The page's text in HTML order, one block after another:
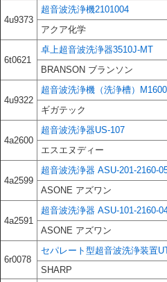
4u9373
超音波洗浄機2101004
アクア化学
6t0621
卓上超音波洗浄器3510J-MT
BRANSON ブランソン
4u9322
超音波洗浄機（洗浄槽）M1600
ギガテック
4a2600
超音波洗浄器US-107
エスエヌディー
4a2599
超音波洗浄器 ASU-201-2160-
ASONE アズワン
4a2591
超音波洗浄器 ASU-101-2160-
ASONE アズワン
6r0078
セパレート型超音波洗浄装置
SHARP